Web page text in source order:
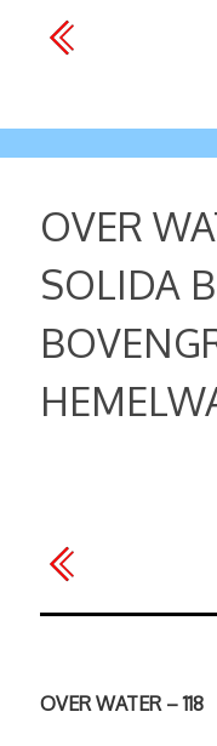
OVER
SOLIDA
OVER WATER – 118